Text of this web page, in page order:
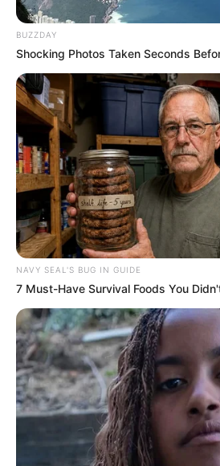
BUZZDAY
Shocking Photos Taken Seconds
NAVY SEAL'S BUG IN GUIDE
7 Must-Have Survival Foods You